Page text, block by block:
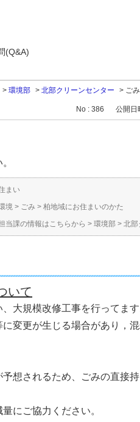
> 環境部 > 北部クリーンセンター > ご
No : 386 公開日
まい
境 > ごみ > 柏地域にお住まいのかた
当課の情報はこちらから > 環境部 > 北部
いて
大規模改修工事を行ってま
変更が生じる場合があり，
想されるため、ごみの直接
にご協力ください。